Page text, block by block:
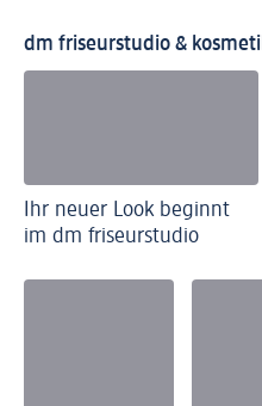
dm friseurstudio &
Ihr neuer Look beginnt
im dm friseurstudio